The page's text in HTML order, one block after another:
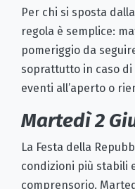
Per chi si sposta
regola è semplice:
pomeriggio da
soprattutto in caso
eventi all’aperto o
Martedì 2
La Festa della
condizioni più stabili
comprensorio.